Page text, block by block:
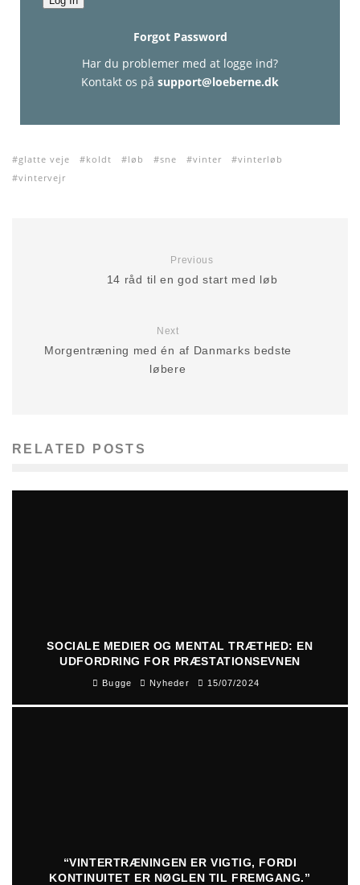
Forgot Password
Har du problemer med at logge ind?
Kontakt os på support@loeberne.dk
glatte veje koldt løb sne vinter
vinterløb
vintervejr
Previous
14 råd til en god start med løb
Next
Morgentræning med én af Danmarks bedste
løbere
RELATED POSTS
SOCIALE MEDIER OG MENTAL TRÆTHED: EN
UDFORDRING FOR PRÆSTATIONSEVNEN
Bugge Nyheder 15/07/2024
“VINTERTRÆNINGEN ER VIGTIG, FORDI
KONTINUITET ER NØGLEN TIL FREMGANG.”